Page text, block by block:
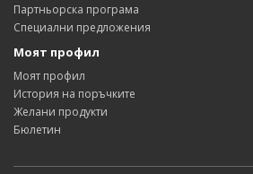
Партньорска програма
Специални предложения
Моят профил
Моят профил
История на поръчките
Желани продукти
Бюлетин